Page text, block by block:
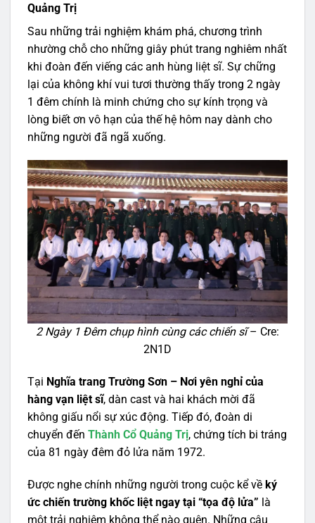
Quảng Trị
Sau những trải nghiệm khám phá, chương trình
nhường chỗ cho những giây phút trang nghiêm nhất
khi đoàn đến viếng các anh hùng liệt sĩ. Sự chững
lại của không khí vui tươi thường thấy trong 2 ngày
1 đêm chính là minh chứng cho sự kính trọng và
lòng biết ơn vô hạn của thế hệ hôm nay dành cho
những người đã ngã xuống.
2 Ngày 1 Đêm chụp hình cùng các chiến sĩ– Cre:
2N1D
Tại Nghĩa trang Trường Sơn – Nơi yên nghỉ của
hàng vạn liệt sĩ, dàn cast và hai khách mời đã
không giấu nổi sự xúc động. Tiếp đó, đoàn di
chuyển đến Thành Cổ Quảng Trị, chứng tích bi tráng
của 81 ngày đêm đỏ lửa năm 1972.
Được nghe chính những người trong cuộc kể về ký
ức chiến trường khốc liệt ngay tại “tọa độ lửa” là
một trải nghiệm không thể nào quên. Những câu